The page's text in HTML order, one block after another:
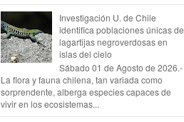
Investigación U. de Chile
identifica poblaciones únicas de
lagartijas negroverdosas en
islas del cielo
Sábado 01 de Agosto de 2026.-
La flora y fauna chilena, tan variada como
sorprendente, alberga especies capaces de
vivir en los ecosistemas...